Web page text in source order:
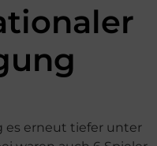
es erneut tiefer unter